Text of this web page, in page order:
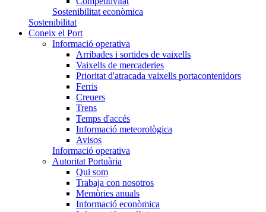
Sostenibilitat econòmica
Sostenibilitat
Coneix el Port
Informació operativa
Arribades i sortides de vaixells
Vaixells de mercaderies
Prioritat d'atracada vaixells portacontenidors
Ferris
Creuers
Trens
Temps d'accés
Informació meteorològica
Avisos
Informació operativa
Autoritat Portuària
Qui som
Trabaja con nosotros
Memòries anuals
Informació econòmica